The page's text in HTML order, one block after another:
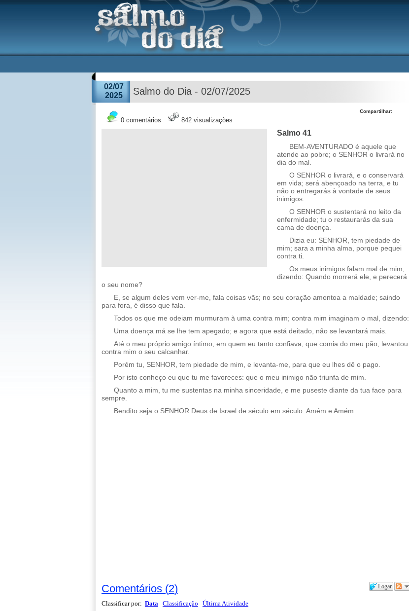
02/07
2025
Salmo do Dia - 02/07/2025
0 comentários 842 visualizações
Compartilhar:
Salmo 41
BEM-AVENTURADO é aquele que
atende ao pobre; o SENHOR o livrará no
dia do mal.
O SENHOR o livrará, e o conservará
em vida; será abençoado na terra, e tu
não o entregarás à vontade de seus
inimigos.
O SENHOR o sustentará no leito da
enfermidade; tu o restaurarás da sua
cama de doença.
Dizia eu: SENHOR, tem piedade de
mim; sara a minha alma, porque pequei
contra ti.
Os meus inimigos falam mal de mim,
dizendo: Quando morrerá ele, e perecerá
o seu nome?
E, se algum deles vem ver-me, fala coisas vãs; no seu coração amontoa a maldade; saindo
para fora, é disso que fala.
Todos os que me odeiam murmuram à uma contra mim; contra mim imaginam o mal, dizendo:
Uma doença má se lhe tem apegado; e agora que está deitado, não se levantará mais.
Até o meu próprio amigo íntimo, em quem eu tanto confiava, que comia do meu pão, levantou
contra mim o seu calcanhar.
Porém tu, SENHOR, tem piedade de mim, e levanta-me, para que eu lhes dê o pago.
Por isto conheço eu que tu me favoreces: que o meu inimigo não triunfa de mim.
Quanto a mim, tu me sustentas na minha sinceridade, e me puseste diante da tua face para
sempre.
Bendito seja o SENHOR Deus de Israel de século em século. Amém e Amém.
Logar
Comentários (2)
Classificar por: Data Classificação Última Atividade